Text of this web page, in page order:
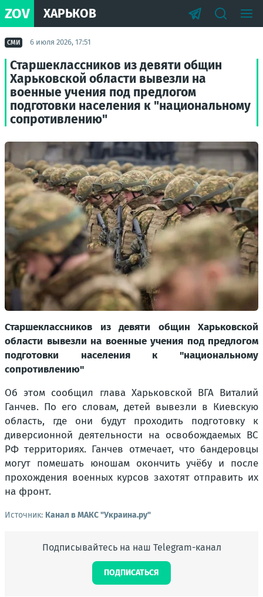
ZOV ХАРЬКОВ
СМИ 6 июля 2026, 17:51
Старшеклассников из девяти общин
Харьковской области вывезли на
военные учения под предлогом
подготовки населения к "национальному
сопротивлению"
Старшеклассников из девяти общин Харьковской
области вывезли на военные учения под предлогом
подготовки населения к "национальному
сопротивлению"
Об этом сообщил глава Харьковской ВГА Виталий
Ганчев. По его словам, детей вывезли в Киевскую
область, где они будут проходить подготовку к
диверсионной деятельности на освобождаемых ВС
РФ территориях. Ганчев отмечает, что бандеровцы
могут помешать юношам окончить учёбу и после
прохождения военных курсов захотят отправить их
на фронт.
Источник: Канал в МАКС "Украина.ру"
Подписывайтесь на наш Telegram-канал
ПОДПИСАТЬСЯ